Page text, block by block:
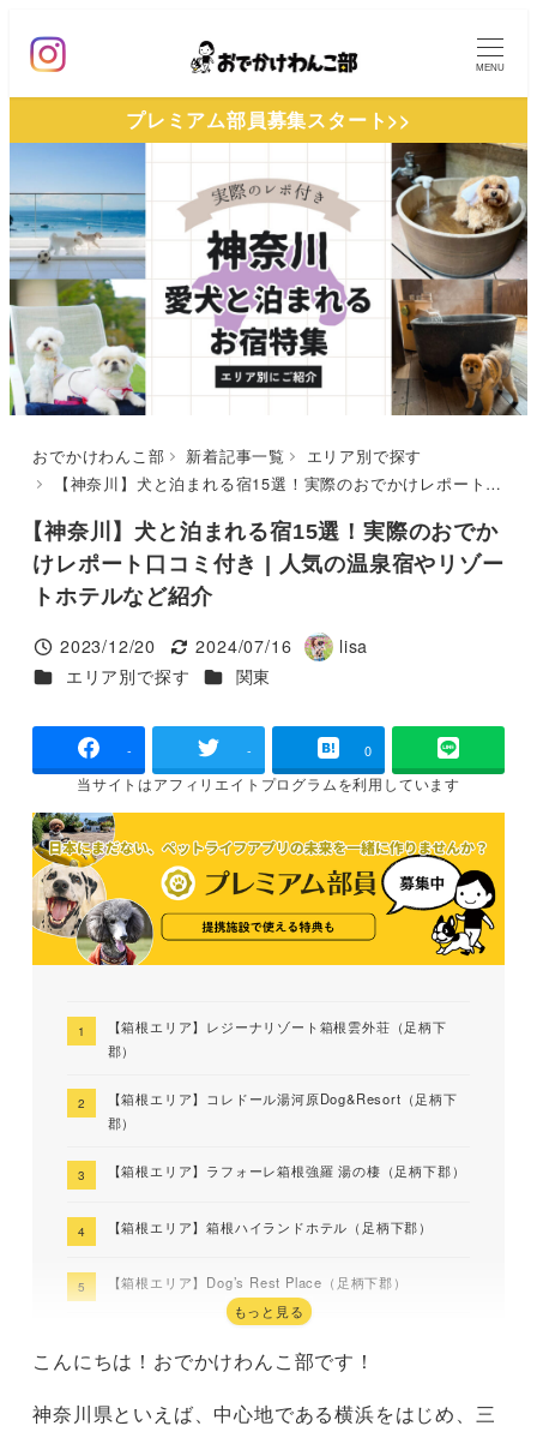
ン
テ
ン
ツ
へ
移
動
MENU
プレミアム部員募集スタート>>
おでかけわんこ部 新着記事一覧
エリア別で探す
【神奈川】犬と泊まれる宿15選！実際のおでかけレポート口コミ付き | 人気の温泉宿やリゾートホテルなど紹介
【神奈川】犬と泊まれる宿15選！実際のおでか
けレポート口コミ付き | 人気の温泉宿やリゾー
トホテルなど紹介
投稿日
2023/12/20
更新日
2024/07/16
著
lisa
カテゴリー
エリア別で探す カテゴリー
関東
- - 0
当サイトはアフィリエイトプログラムを利用しています
【箱根エリア】レジーナリゾート箱根雲外荘（足柄下
郡）
【箱根エリア】コレドール湯河原Dog&Resort（足柄下
郡）
【箱根エリア】ラフォーレ箱根強羅 湯の棲（足柄下郡）
【箱根エリア】箱根ハイランドホテル（足柄下郡）
【箱根エリア】Dog’s Rest Place（足柄下郡）
下郡）
【箱根エリア】ルクス箱根湯本（足柄下郡）
もっと見る
こんにちは！おでかけわんこ部です！
神奈川県といえば、中心地である横浜をはじめ、三